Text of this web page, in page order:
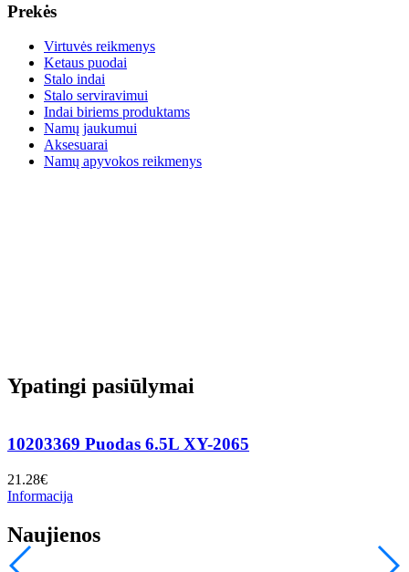
Prekės
Virtuvės reikmenys
Ketaus puodai
Stalo indai
Stalo serviravimui
Indai biriems produktams
Namų jaukumui
Aksesuarai
Namų apyvokos reikmenys
Ypatingi pasiūlymai
10203369 Puodas 6.5L XY-2065
21.28€
Informacija
Naujienos